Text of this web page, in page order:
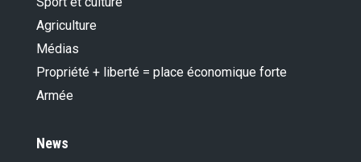
Agriculture
Médias
Propriété + liberté = place économique forte
Armée
News